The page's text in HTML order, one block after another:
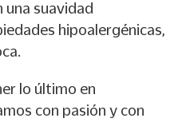
una suavidad
hipoalergénicas,
lo último en
con pasión y con